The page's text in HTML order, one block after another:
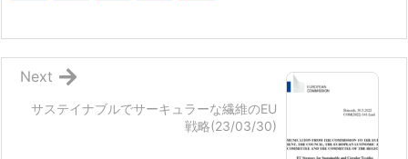
サステイナブルでサーキュラーな繊維のEU
戦略(23/03/30)
Next